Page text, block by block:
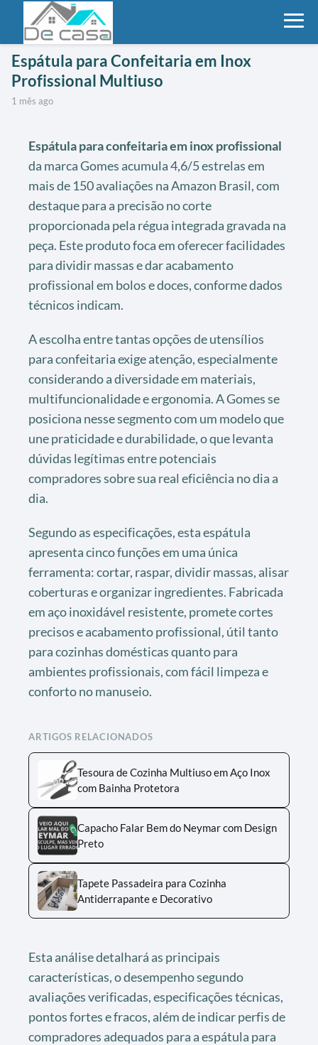
Espátula para Confeitaria em Inox
Profissional Multiuso
1 mês ago
Espátula para confeitaria em inox profissional
da marca Gomes acumula 4,6/5 estrelas em
mais de 150 avaliações na Amazon Brasil, com
destaque para a precisão no corte
proporcionada pela régua integrada gravada na
peça. Este produto foca em oferecer facilidades
para dividir massas e dar acabamento
profissional em bolos e doces, conforme dados
técnicos indicam.
A escolha entre tantas opções de utensílios
para confeitaria exige atenção, especialmente
considerando a diversidade em materiais,
multifuncionalidade e ergonomia. A Gomes se
posiciona nesse segmento com um modelo que
une praticidade e durabilidade, o que levanta
dúvidas legítimas entre potenciais
compradores sobre sua real eficiência no dia a
dia.
Segundo as especificações, esta espátula
apresenta cinco funções em uma única
ferramenta: cortar, raspar, dividir massas, alisar
coberturas e organizar ingredientes. Fabricada
em aço inoxidável resistente, promete cortes
precisos e acabamento profissional, útil tanto
para cozinhas domésticas quanto para
ambientes profissionais, com fácil limpeza e
conforto no manuseio.
ARTIGOS RELACIONADOS
Tesoura de Cozinha Multiuso em Aço Inox
com Bainha Protetora
Capacho Falar Bem do Neymar com Design
Preto
Tapete Passadeira para Cozinha
Antiderrapante e Decorativo
Esta análise detalhará as principais
características, o desempenho segundo
avaliações verificadas, especificações técnicas,
pontos fortes e fracos, além de indicar perfis de
compradores adequados para a espátula para